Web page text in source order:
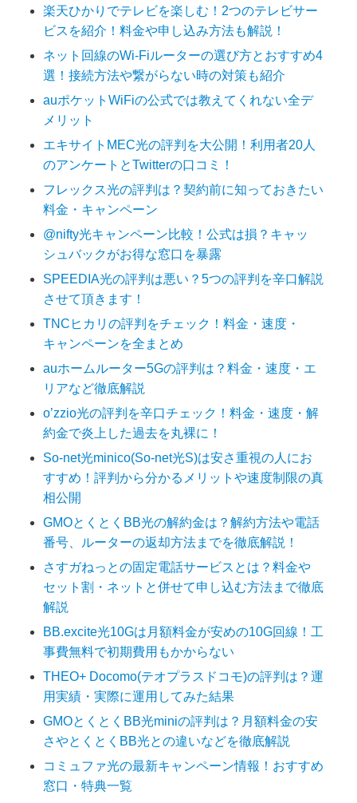
楽天ひかりでテレビを楽しむ！2つのテレビサー
ビスを紹介！料金や申し込み方法も解説！
ネット回線のWi-Fiルーターの選び方とおすすめ4
選！接続方法や繋がらない時の対策も紹介
auポケットWiFiの公式では教えてくれない全デ
メリット
エキサイトMEC光の評判を大公開！利用者20人
のアンケートとTwitterの口コミ！
フレックス光の評判は？契約前に知っておきたい
料金・キャンペーン
@nifty光キャンペーン比較！公式は損？キャッ
シュバックがお得な窓口を暴露
SPEEDIA光の評判は悪い？5つの評判を辛口解説
させて頂きます！
TNCヒカリの評判をチェック！料金・速度・
キャンペーンを全まとめ
auホームルーター5Gの評判は？料金・速度・エ
リアなど徹底解説
o’zzio光の評判を辛口チェック！料金・速度・解
約金で炎上した過去を丸裸に！
So-net光minico(So-net光S)は安さ重視の人にお
すすめ！評判から分かるメリットや速度制限の真
相公開
GMOとくとくBB光の解約金は？解約方法や電話
番号、ルーターの返却方法までを徹底解説！
さすガねっとの固定電話サービスとは？料金や
セット割・ネットと併せて申し込む方法まで徹底
解説
BB.excite光10Gは月額料金が安めの10G回線！工
事費無料で初期費用もかからない
THEO+ Docomo(テオプラスドコモ)の評判は？運
用実績・実際に運用してみた結果
GMOとくとくBB光miniの評判は？月額料金の安
さやとくとくBB光との違いなどを徹底解説
コミュファ光の最新キャンペーン情報！おすすめ
窓口・特典一覧